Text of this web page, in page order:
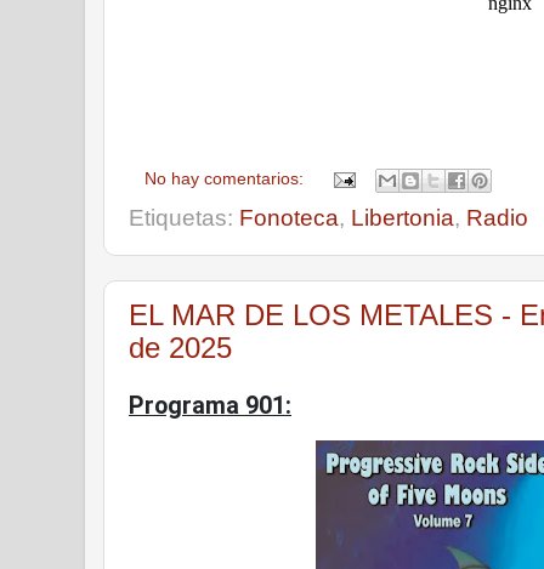
No hay comentarios:
Etiquetas: Fonoteca, Libertonia, Radio
EL MAR DE LOS METALES -
de 2025
Programa 901: